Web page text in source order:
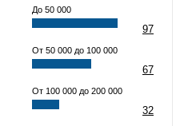
До 50 000
97
От 50 000 до 100 000
67
От 100 000 до 200 000
32